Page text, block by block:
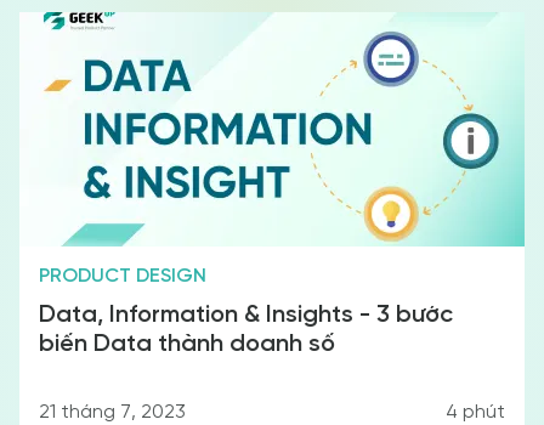
PRODUCT DESIGN
Data, Information & Insights - 3 bước
biến Data thành doanh số
21 tháng 7, 2023 4 phút